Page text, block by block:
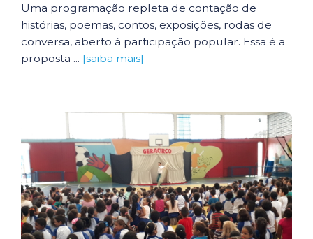
Uma programação repleta de contação de
histórias, poemas, contos, exposições, rodas de
conversa, aberto à participação popular. Essa é a
proposta ... [saiba mais]